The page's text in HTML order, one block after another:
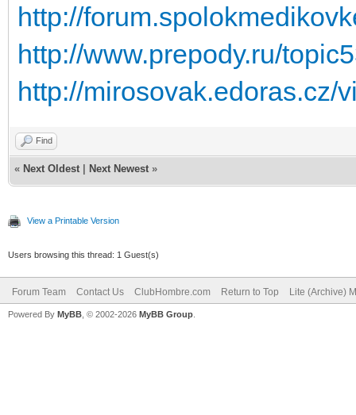
http://
http://www.prepody.ru/
http://mirosovak.edoras.cz/
Find
« Next Oldest Next Newest »
View a Printable Version
Users browsing this thread: 1 Guest(s)
Forum Team Contact Us ClubHombre.com Return to Top Lite (Archive)
Powered By MyBB , © 2002-2026 MyBB Group